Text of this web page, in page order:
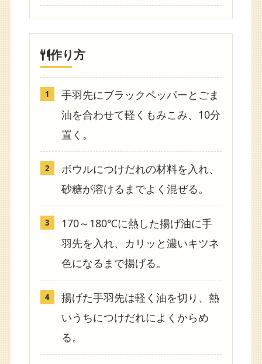
作り方
手羽先にブラックペッパーとごま
油を合わせて軽くもみこみ、10分
置く。
ボウルにつけだれの材料を入れ、
砂糖が溶けるまでよく混ぜる。
170～180℃に熱した揚げ油に手
羽先を入れ、カリッと濃いキツネ
色になるまで揚げる。
揚げた手羽先は軽く油を切り、熱
いうちにつけだれによくからめ
る。